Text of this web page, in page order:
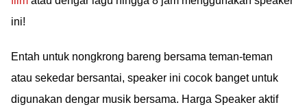
ini!
Entah untuk nongkrong bareng bersama teman-teman
atau sekedar bersantai, speaker ini cocok banget untuk
digunakan dengar musik bersama. Harga Speaker aktif